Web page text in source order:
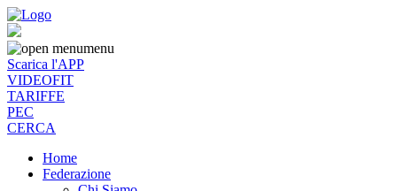
menu
Scarica l'APP
VIDEOFIT
TARIFFE
PEC
CERCA
Home
Federazione